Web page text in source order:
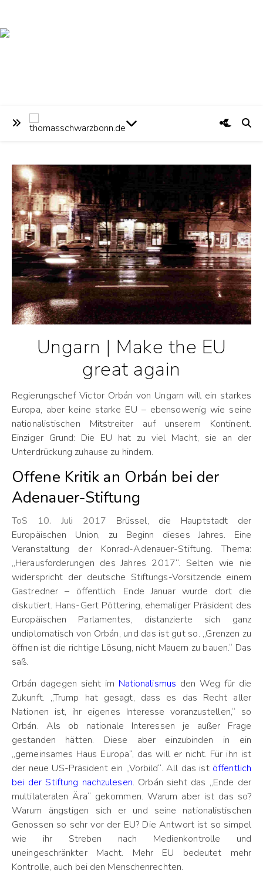
Ungarn | Make the EU
great again
Regierungschef Victor Orbán von Ungarn will ein starkes
Europa, aber keine starke EU – ebensowenig wie seine
nationalistischen Mitstreiter auf unserem Kontinent.
Einziger Grund: Die EU hat zu viel Macht, sie an der
Unterdrückung zuhause zu hindern.
Offene Kritik an Orbán bei der
Adenauer-Stiftung
ToS 10. Juli 2017
Brüssel, die Hauptstadt der
Europäischen Union, zu Beginn dieses Jahres. Eine
Veranstaltung der Konrad-Adenauer-Stiftung. Thema:
„Herausforderungen des Jahres 2017“. Selten wie nie
widerspricht der deutsche Stiftungs-Vorsitzende einem
Gastredner – öffentlich. Ende Januar wurde dort die
diskutiert. Hans-Gert Pöttering, ehemaliger Präsident des
Europäischen Parlamentes, distanzierte sich ganz
undiplomatisch von Orbán, und das ist gut so. „Grenzen zu
öffnen ist die richtige Lösung, nicht Mauern zu bauen.“ Das
saß.
Orbán dagegen sieht im Nationalismus den Weg für die
Zukunft. „Trump hat gesagt, dass es das Recht aller
Nationen ist, ihr eigenes Interesse voranzustellen,“ so
Orbán. Als ob nationale Interessen je außer Frage
gestanden hätten. Diese aber einzubinden in ein
„gemeinsames Haus Europa“, das will er nicht. Für ihn ist
der neue US-Präsident ein „Vorbild“. All das ist öffentlich
bei der Stiftung nachzulesen. Orbán sieht das „Ende der
multilateralen Ära“ gekommen. Warum aber ist das so?
Warum ängstigen sich er und seine nationalistischen
Genossen so sehr vor der EU? Die Antwort ist so simpel
wie ihr Streben nach Medienkontrolle und
uneingeschränkter Macht. Mehr EU bedeutet mehr
Kontrolle, auch bei den Menschenrechten.